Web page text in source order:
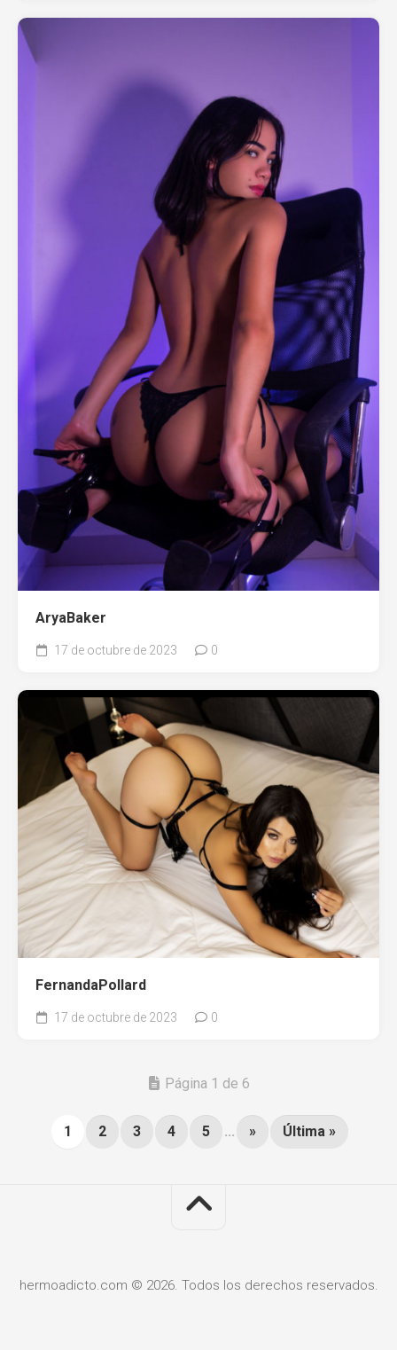
AryaBaker
17 de octubre de 2023 0
FernandaPollard
17 de octubre de 2023 0
Página 1 de 6
1 2 3 4 5 ... » Última »
hermoadicto.com © 2026. Todos los derechos reservados.